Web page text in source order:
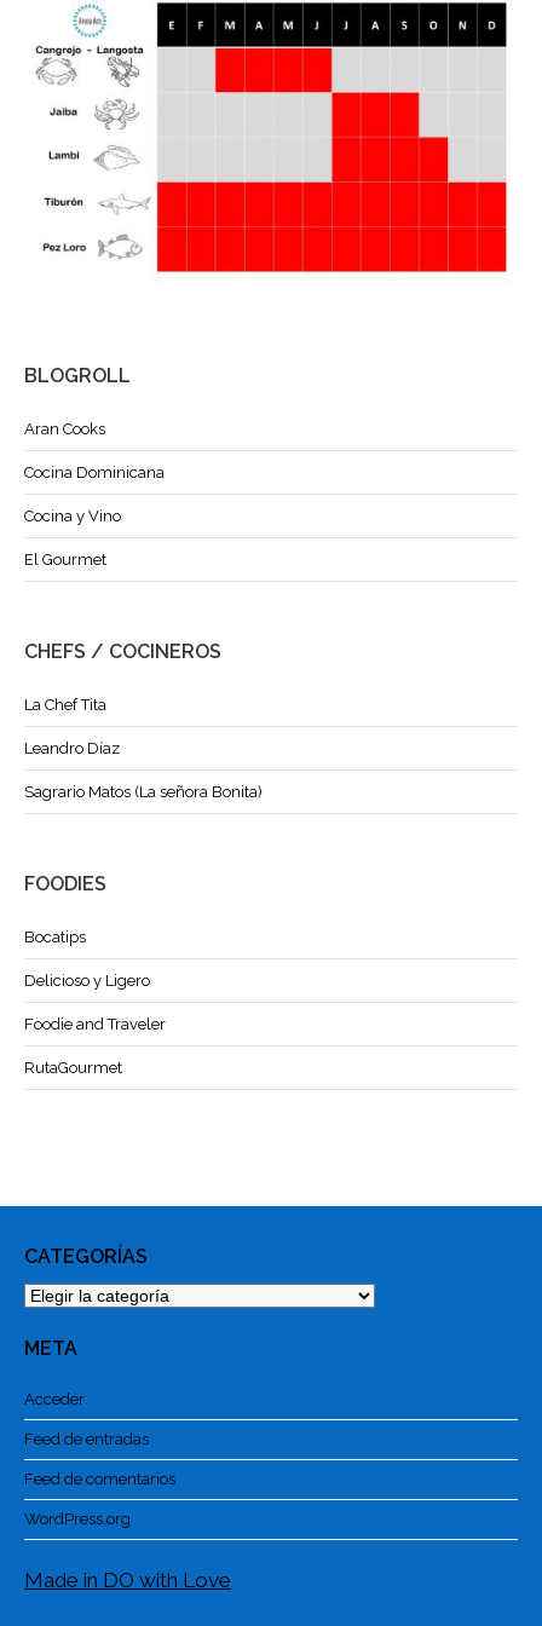
BLOGROLL
Aran Cooks
Cocina Dominicana
Cocina y Vino
El Gourmet
CHEFS / COCINEROS
La Chef Tita
Leandro Díaz
Sagrario Matos (La señora Bonita)
FOODIES
Bocatips
Delicioso y Ligero
Foodie and Traveler
RutaGourmet
CATEGORÍAS
Categorías
META
Acceder
Feed de entradas
Feed de comentarios
WordPress.org
Made in DO with Love